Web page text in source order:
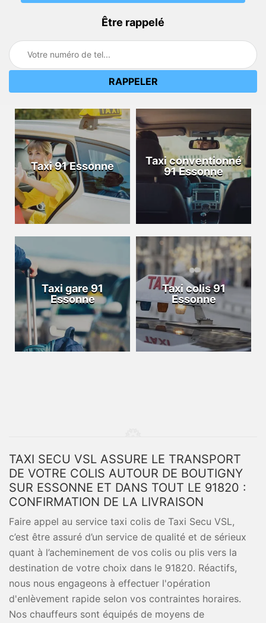
Être rappelé
Taxi 91 Essonne
Taxi conventionné
91 Essonne
Taxi gare 91
Essonne
Taxi colis 91
Essonne
TAXI SECU VSL ASSURE LE TRANSPORT
DE VOTRE COLIS AUTOUR DE BOUTIGNY
SUR ESSONNE ET DANS TOUT LE 91820 :
CONFIRMATION DE LA LIVRAISON
Faire appel au service taxi colis de Taxi Secu VSL,
c’est être assuré d’un service de qualité et de sérieux
quant à l’acheminement de vos colis ou plis vers la
destination de votre choix dans le 91820. Réactifs,
nous nous engageons à effectuer l'opération
d'enlèvement rapide selon vos contraintes horaires.
Nos chauffeurs sont équipés de moyens de